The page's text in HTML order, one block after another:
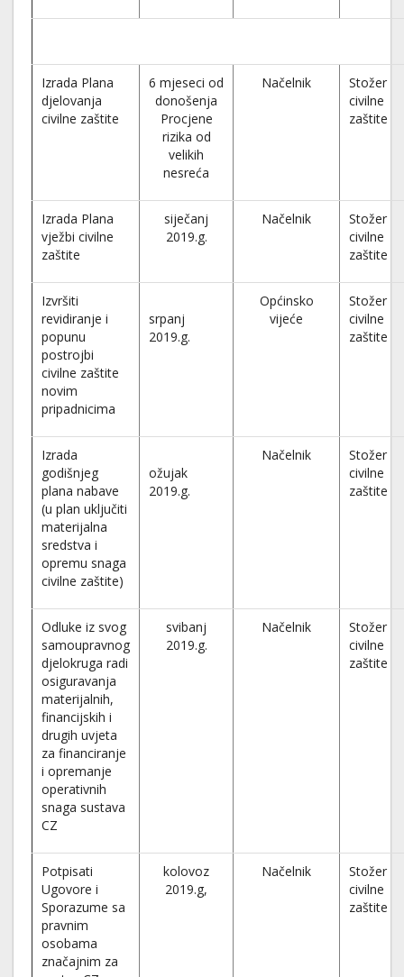
Izrada Plana
djelovanja
civilne zaštite
6 mjeseci od
donošenja
Procjene
rizika od
velikih
nesreća
Načelnik
Stožer
civilne
zaštite
Izrada Plana
vježbi civilne
zaštite
siječanj
2019.g.
Načelnik
Stožer
civilne
zaštite
Izvršiti
revidiranje i
popunu
postrojbi
civilne zaštite
novim
pripadnicima
srpanj
2019.g.
Općinsko
vijeće
Stožer
civilne
zaštite
Izrada
godišnjeg
plana nabave
(u plan uključiti
materijalna
sredstva i
opremu snaga
civilne zaštite)
ožujak
2019.g.
Načelnik
Stožer
civilne
zaštite
Odluke iz svog
samoupravnog
djelokruga radi
osiguravanja
materijalnih,
financijskih i
drugih uvjeta
za financiranje
i opremanje
operativnih
snaga sustava
CZ
svibanj
2019.g.
Načelnik
Stožer
civilne
zaštite
Potpisati
Ugovore i
Sporazume sa
pravnim
osobama
značajnim za
kolovoz
2019.g,
Načelnik
Stožer
civilne
zaštite